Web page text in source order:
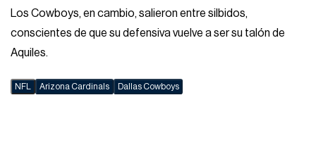
Los Cowboys, en cambio, salieron entre silbidos,
conscientes de que su defensiva vuelve a ser su talón de
Aquiles.
NFL Arizona Cardinals Dallas Cowboys